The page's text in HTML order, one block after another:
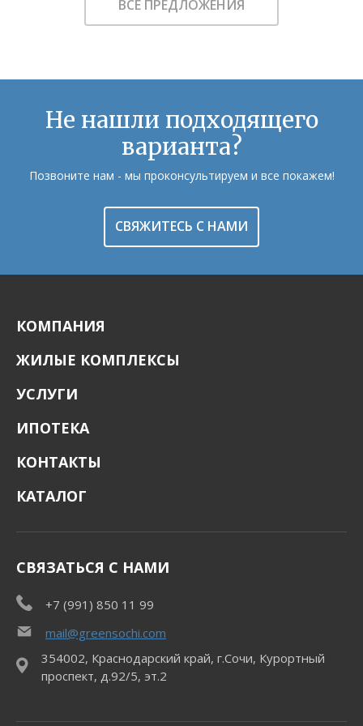
ВСЕ ПРЕДЛОЖЕНИЯ
Не нашли подходящего
варианта?
Позвоните нам - мы проконсультируем и все покажем!
СВЯЖИТЕСЬ С НАМИ
КОМПАНИЯ
ЖИЛЫЕ КОМПЛЕКСЫ
УСЛУГИ
ИПОТЕКА
КОНТАКТЫ
КАТАЛОГ
СВЯЗАТЬСЯ С НАМИ
+7 (991) 850 11 99
mail@greensochi.com
354002, Краснодарский край, г.Сочи, Курортный
проспект, д.92/5, эт.2